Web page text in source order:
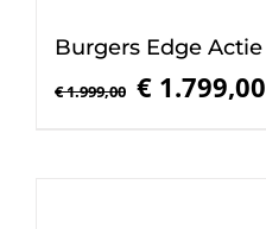
Burgers Edge Actie
€1.999,00
Oorspronkelijke
€ 1.799,00